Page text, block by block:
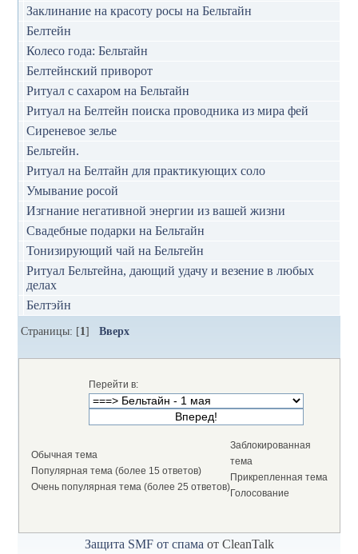
Заклинание на красоту росы на Бельтайн
Белтейн
Колесо года: Бельтайн
Белтейнский приворот
Ритуал с сахаром на Бельтайн
Ритуал на Белтейн поиска проводника из мира фей
Сиреневое зелье
Бельтейн.
Ритуал на Белтайн для практикующих соло
Умывание росой
Изгнание негативной энергии из вашей жизни
Свадебные подарки на Бельтайн
Тонизирующий чай на Бельтейн
Ритуал Бельтейна, дающий удачу и везение в любых
делах
Белтэйн
Страницы: [1]Вверх
Перейти в:
Обычная тема
Популярная тема (более 15 ответов)
Очень популярная тема (более 25 ответов)
Заблокированная
тема
Прикрепленная тема
Голосование
Защита SMF от спама от CleanTalk